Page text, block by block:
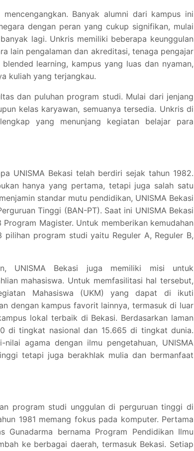
Banyak alumni dari kampus ini
dengan peran yang cukup signifikan, mulai
lagi. Unkris memiliki beberapa keunggulan
lain pengalaman dan akreditasi, tenaga pengajar
learning, kampus yang luas dan nyaman,
kuliah yang terjangkau.
dan puluhan program studi. Mulai dari jenjang
kelas karyawan, semuanya tersedia. Unkris di
yang menunjang kegiatan belajar para
UNISMA Bekasi telah berdiri sejak tahun 1982.
hanya yang pertama, tetapi juga salah satu
standar mutu pendidikan, UNISMA Bekasi
Tinggi (BAN-PT). Saat ini UNISMA Bekasi
Magister. Untuk memberikan kemudahan
pilihan program studi yaitu Reguler A, Reguler B,
UNISMA Bekasi juga memiliki misi untuk
mahasiswa. Untuk memfasilitasi hal tersebut,
Mahasiswa (UKM) yang dapat di ikuti
dengan kampus favorit lainnya, termasuk di luar
lokal terbaik di Bekasi. Berdasarkan laman
di tingkat nasional dan 15.665 di tingkat dunia.
agama dengan ilmu pengetahuan, UNISMA
tetapi juga berakhlak mulia dan bermanfaat
program studi unggulan di perguruan tinggi di
1981 memang fokus pada komputer. Pertama
bernama Program Pendidikan Ilmu
ke berbagai daerah, termasuk Bekasi. Setiap